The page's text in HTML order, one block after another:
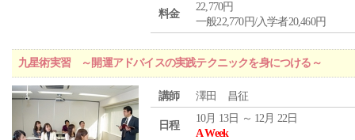
料金
22,770円
一般22,770円/入学者20,460円
九星術実習 ～開運アドバイスの実践テクニックを身につける～
講師 澤田 昌征
日程
10月 13日 ～ 12月 22日
A Week